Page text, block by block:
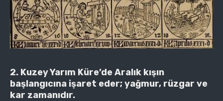
2. Kuzey Yarım Küre’de Aralık kışın
başlangıcına işaret eder; yağmur, rüzgar ve
kar zamanıdır.